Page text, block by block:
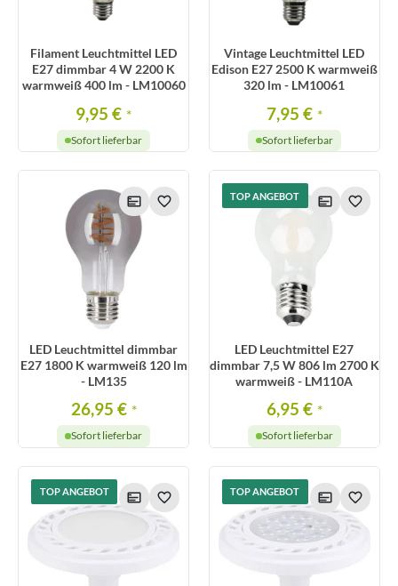
Filament Leuchtmittel LED
E27 dimmbar 4 W 2200 K
warmweiß 400 lm - LM10060
9,95 € *
Sofort lieferbar
Vintage Leuchtmittel LED
Edison E27 2500 K warmweiß
320 lm - LM10061
7,95 € *
Sofort lieferbar
LED Leuchtmittel dimmbar
E27 1800 K warmweiß 120 lm
- LM135
26,95 € *
Sofort lieferbar
TOP ANGEBOT
LED Leuchtmittel E27
dimmbar 7,5 W 806 lm 2700 K
warmweiß - LM110A
6,95 € *
Sofort lieferbar
TOP ANGEBOT TOP ANGEBOT